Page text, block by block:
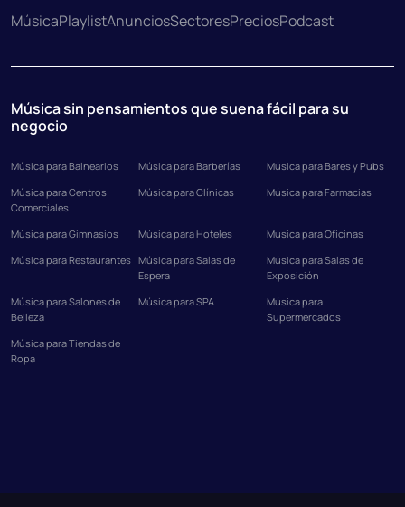
MúsicaPlaylistAnunciosSectoresPreciosPodcast
Música sin pensamientos que suena fácil para su
negocio
Música para Balnearios Música para Barberías
Música para Bares y Pubs
Música para Centros
Comerciales
Música para Clínicas Música para Farmacias
Música para Gimnasios Música para Hoteles
Música para Oficinas
Música para Restaurantes Música para Salas de
Espera
Música para Salas de
Exposición
Música para Salones de
Belleza
Música para SPA
Música para
Supermercados
Música para Tiendas de
Ropa